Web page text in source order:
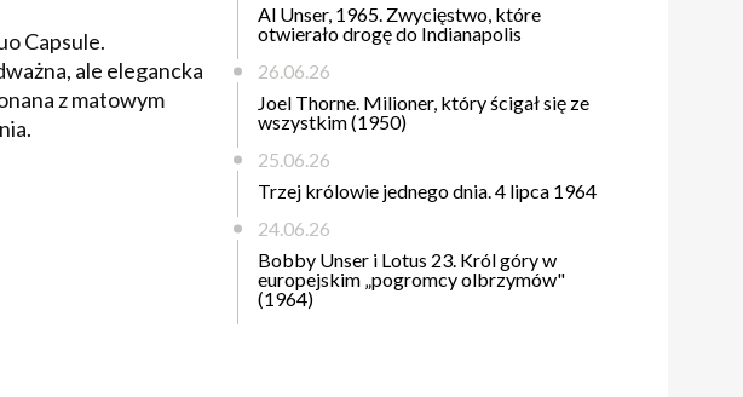
Capsule.
ale elegancka
z matowym
Al Unser, 1965. Zwycięstwo, które
otwierało drogę do Indianapolis
26.06.26
Joel Thorne. Milioner, który ścigał się ze
wszystkim (1950)
25.06.26
Trzej królowie jednego dnia. 4 lipca 1964
24.06.26
Bobby Unser i Lotus 23. Król góry w
europejskim „pogromcy olbrzymów"
(1964)